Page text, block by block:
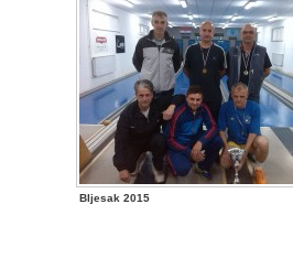
Bljesak 2015